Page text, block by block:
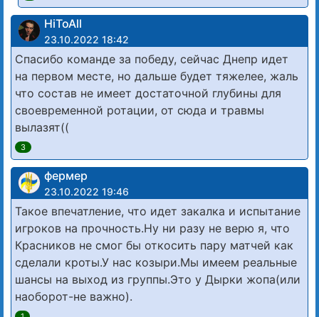
HiToAll
23.10.2022 18:42
Спасибо команде за победу, сейчас Днепр идет
на первом месте, но дальше будет тяжелее, жаль
что состав не имеет достаточной глубины для
своевременной ротации, от сюда и травмы
вылазят((
3
фермер
23.10.2022 19:46
Такое впечатление, что идет закалка и испытание
игроков на прочность.Ну ни разу не верю я, что
Красников не смог бы откосить пару матчей как
сделали кроты.У нас козыри.Мы имеем реальные
шансы на выход из группы.Это у Дырки жопа(или
наоборот-не важно).